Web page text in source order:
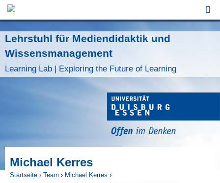
Lehrstuhl für Mediendidaktik und
Wissensmanagement
Learning Lab | Exploring the Future of Learning
Michael Kerres
Startseite › Team › Michael Kerres ›